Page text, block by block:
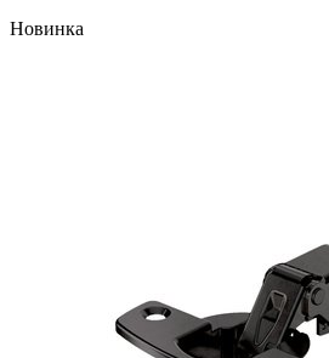
Новинка